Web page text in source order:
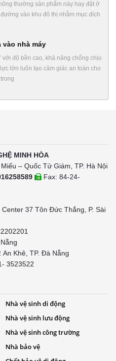
thường sản phẩm này hay đặt ở
vào khu đô thị nhằm mục đích
vào nhà máy
với độ bền cao, khả năng chống chịu
lớn luôn tạo cảm giác an toàn cho
MINH HÒA
– Quốc Tử Giám, TP. Hà Nội
Fax: 84-24-
37 Tôn Đức Thắng, P. Sài
Khê, TP. Đà Nẵng
3523522
Nhà vệ sinh di động
Nhà vệ sinh lưu động
Nhà vệ sinh công trường
Nhà bảo vệ